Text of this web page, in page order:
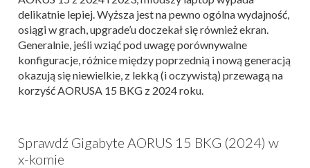
delikatnie lepiej. Wyższa jest na pewno ogólna wydajność,
osiągi w grach, upgrade’u doczekał się również ekran.
Generalnie, jeśli wziąć pod uwagę porównywalne
konfiguracje, różnice między poprzednią i nową generacją
okazują się niewielkie, z lekką (i oczywistą) przewagą na
korzyść AORUSA 15 BKG z 2024 roku.
Sprawdź Gigabyte AORUS 15 BKG (2024) w
x-komie